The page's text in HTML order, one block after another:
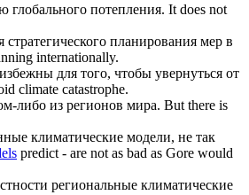
потепления. It does not
планирования мер в
internationally.
для того, чтобы увернуться от
climate catastrophe.
либо из регионов мира. But there is
климатические модели, не так
predict - are not as bad as Gore would
региональные климатические